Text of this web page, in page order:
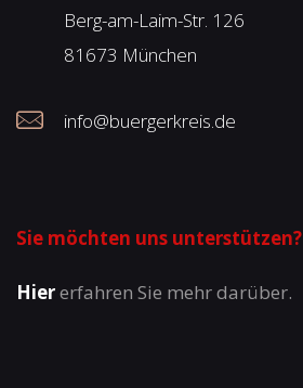
Berg-am-Laim-Str. 126
81673 München
info@buergerkreis.de
Sie möchten uns unterstützen?
Hiererfahren Sie mehr darüber.